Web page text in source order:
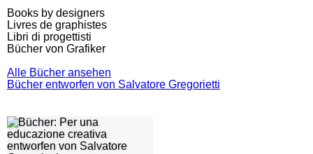
Books by designers
Livres de graphistes
Libri di progettisti
Bücher von Grafiker
Alle Bücher ansehen
Bücher entworfen von Salvatore Gregorietti